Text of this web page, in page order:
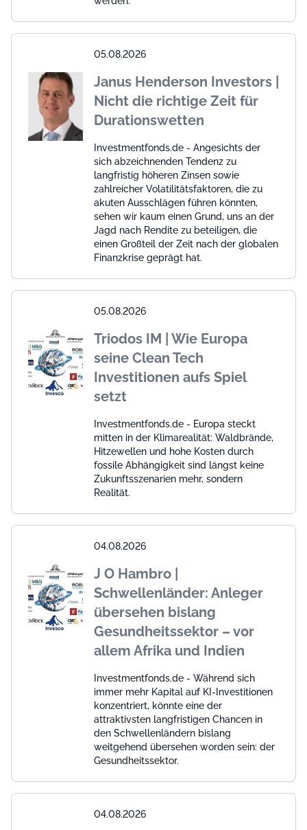
05.08.2026
Janus Henderson Investors |
Nicht die richtige Zeit für
Durationswetten
Investmentfonds.de - Angesichts der
sich abzeichnenden Tendenz zu
langfristig höheren Zinsen sowie
zahlreicher Volatilitätsfaktoren, die zu
akuten Ausschlägen führen könnten,
sehen wir kaum einen Grund, uns an der
Jagd nach Rendite zu beteiligen, die
einen Großteil der Zeit nach der globalen
Finanzkrise geprägt hat.
05.08.2026
Triodos IM | Wie Europa
seine Clean Tech
Investitionen aufs Spiel
setzt
Investmentfonds.de - Europa steckt
mitten in der Klimarealität: Waldbrände,
Hitzewellen und hohe Kosten durch
fossile Abhängigkeit sind längst keine
Zukunftsszenarien mehr, sondern
Realität.
04.08.2026
J O Hambro |
Schwellenländer: Anleger
übersehen bislang
Gesundheitssektor – vor
allem Afrika und Indien
Investmentfonds.de - Während sich
immer mehr Kapital auf KI-Investitionen
konzentriert, könnte eine der
attraktivsten langfristigen Chancen in
den Schwellenländern bislang
weitgehend übersehen worden sein: der
Gesundheitssektor.
04.08.2026